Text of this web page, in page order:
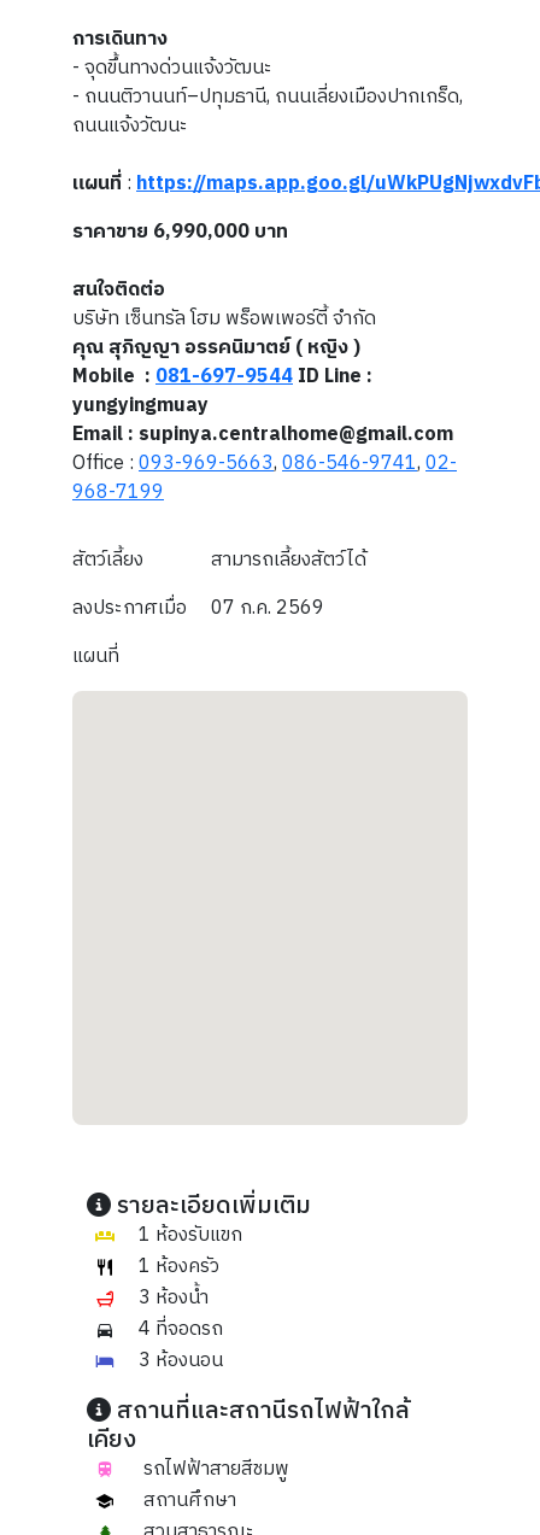
การเดินทาง
- จุดขึ้นทางด่วนแจ้งวัฒนะ
- ถนนติวานนท์–ปทุมธานี, ถนนเลี่ยงเมืองปากเกร็ด,
ถนนแจ้งวัฒนะ
แผนที่:https://maps.app.goo.gl/
ราคาขาย 6,990,000บาท
สนใจติดต่อ
บริษัท เซ็นทรัล โฮม พร็อพเพอร์ตี้ จำกัด
คุณ สุภิญญา อรรคนิมาตย์ ( หญิง )
Mobile :081-697-9544ID Line :
yungyingmuay
Email : supinya.centralhome@gmail.com
Office :093-969-5663,086-546-9741,02-
968-7199
สัตว์เลี้ยง
สามารถเลี้ยงสัตว์ได้
ลงประกาศเมื่อ
07 ก.ค. 2569
แผนที่
รายละเอียดเพิ่มเติม
1 ห้องรับแขก
1 ห้องครัว
3 ห้องน้ำ
4 ที่จอดรถ
3 ห้องนอน
สถานที่และสถานีรถไฟฟ้าใกล้
เคียง
รถไฟฟ้าสายสีชมพู
สถานศึกษา